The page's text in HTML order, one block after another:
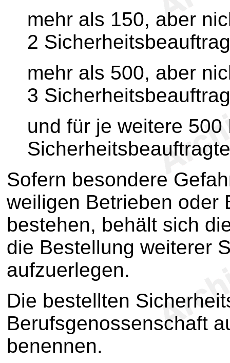
mehr als 150, aber
2
mehr als 500, aber
3
und für je weitere
Sofern besondere
weiligen Betrieben oder
bestehen, behält sich
die Bestellung weiterer
aufzuerlegen.
Die bestellten
Berufsgenossenschaft
benennen.